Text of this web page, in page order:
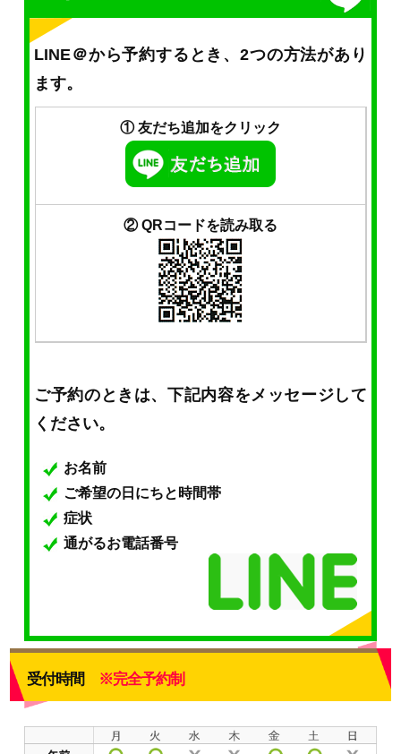
LINE＠から予約するとき、2つの方法があり
ます。
① 友だち追加をクリック
② QRコードを読み取る
ご予約のときは、下記内容をメッセージして
ください。
お名前
ご希望の日にちと時間帯
症状
通がるお電話番号
受付時間 ※完全予約制